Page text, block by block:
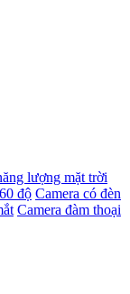
lượng mặt trời
độ Camera có đèn
Camera đàm thoại